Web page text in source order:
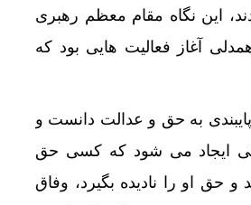
این نگاه مقام معظم رهبری
آغاز فعالیت هایی بود که
به حق و عدالت دانست و
ایجاد می شود که کسی حق
و حق او را نادیده بگیرد، وفاق